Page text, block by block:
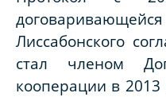
Лиссабонского
стал членом
кооперации в 2013